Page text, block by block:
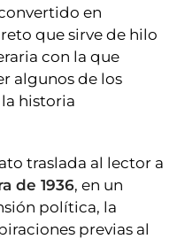
en
que sirve de hilo
con la que
algunos de los
historia
traslada al lector a
de 1936, en un
política, la
previas al